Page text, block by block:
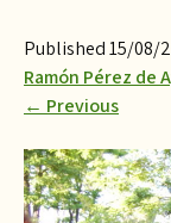
Published 15/08/
Ramón Pérez de
← Previous